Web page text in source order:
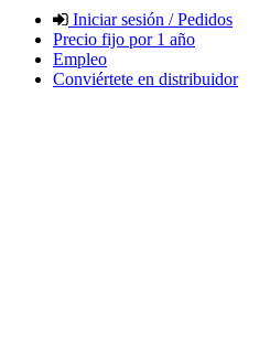
Iniciar sesión / Pedidos
Precio fijo por 1 año
Empleo
Conviértete en distribuidor